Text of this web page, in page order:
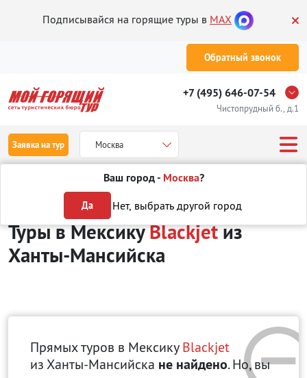
Подписывайся на горящие туры в MAX
Обратный звонок
+7 (495) 646-07-54
Чистопрудный б., д.1
Заявка на тур Москва
Ваш город - Москва?
Да Нет, выбрать другой город
Туры из Ханты-Мансийска Отдых в Мексике
Туры в МексикуBlackjetиз
Ханты-Мансийска
Прямых туров в Мексику Blackjet
из Ханты-Мансийска не найдено. Но, вы